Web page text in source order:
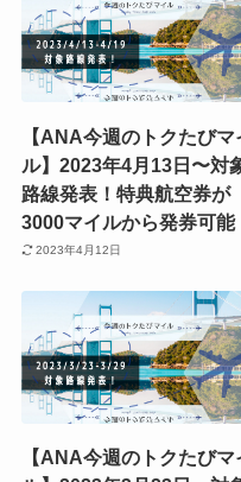
【ANA今週のトクたびマ
ル】2023年4月13日〜対
路線発表！特典航空券が
3000マイルから発券可能
2023年4月12日
【ANA今週のトクたびマ